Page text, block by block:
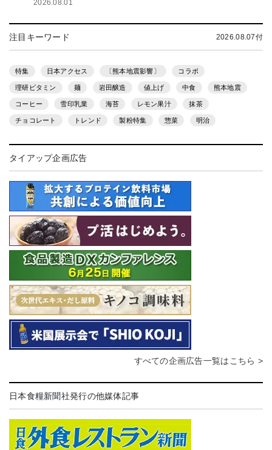
2026.08.01
注目キーワード 2026.08.07付
特集 日本アクセス 〔熊本地震影響〕 コラボ
理研ビタミン 麺 岩田醸造 値上げ 中食 熊本地震
コーヒー 雪印乳業 海苔 レモン果汁 抹茶
チョコレート トレンド 製粉特集 惣菜 明治
タイアップ企画広告
すべての企画広告一覧はこちら >
日本食糧新聞社発行の他媒体記事